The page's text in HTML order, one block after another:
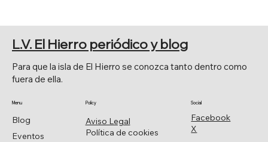
Facebook
X
Social
Aviso Legal
Política de cookies
Policy
Blog
Eventos
Menu
Para que la isla de El Hierro se conozca tanto dentro como
fuera de ella.
L.V. El Hierro periódico y blog